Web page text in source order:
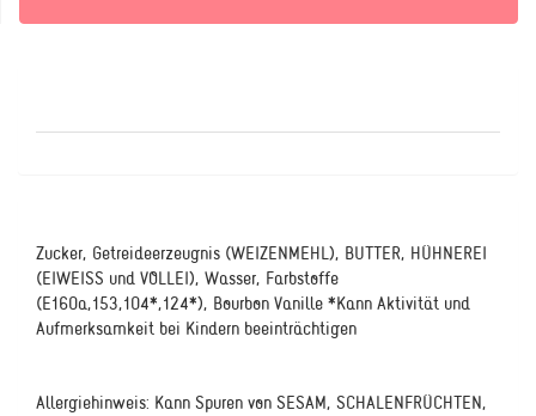
Zucker, Getreideerzeugnis (WEIZENMEHL), BUTTER, HÜHNEREI
(EIWEISS und VOLLEI), Wasser, Farbstoffe
(E160a,153,104*,124*), Bourbon Vanille *Kann Aktivität und
Aufmerksamkeit bei Kindern beeinträchtigen
Allergiehinweis: Kann Spuren von SESAM, SCHALENFRÜCHTEN,